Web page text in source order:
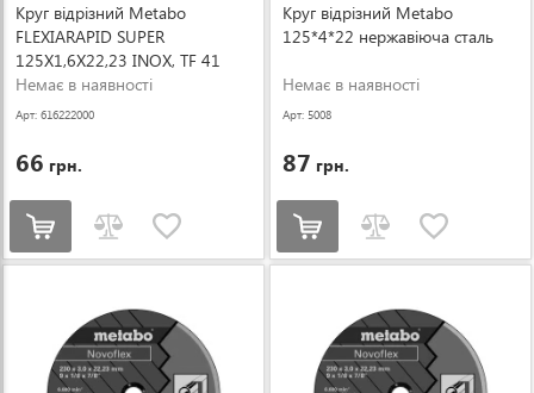
Круг відрізний Metabo
FLEXIARAPID SUPER
125X1,6X22,23 INOX, TF 41
(616222000)
Немає в наявності
Арт: 616222000
66 грн.
Круг відрізний Metabo
125*4*22 нержавіюча сталь
Немає в наявності
Арт: 5008
87 грн.